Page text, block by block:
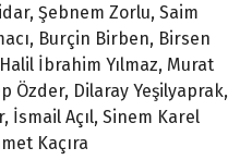
Şebnem Zorlu, Saim
Burçin Birben, Birsen
İbrahim Yılmaz, Murat
Özder, Dilaray Yeşilyaprak,
İsmail Açıl, Sinem Karel
Kaçıra